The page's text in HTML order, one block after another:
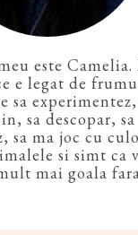
este
e legat de
sa experimentez,
sa descopar, sa
sa ma joc cu
si simt ca
mai goala